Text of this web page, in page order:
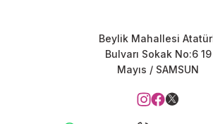
Beylik Mahallesi
Bulvarı Sokak No:6 19
Mayıs / SAMSUN